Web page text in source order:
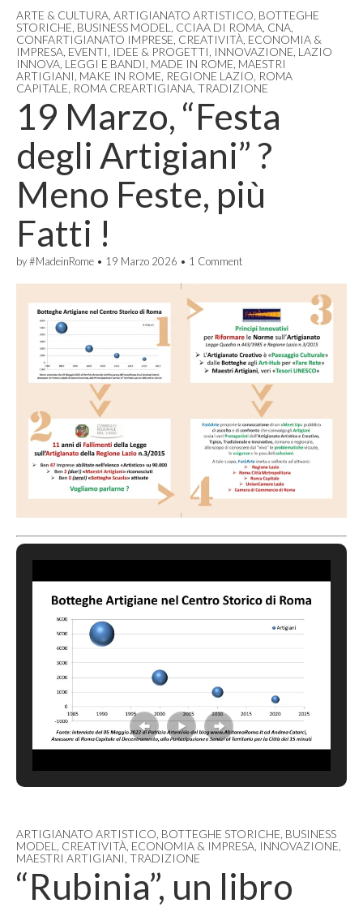
ARTE & CULTURA ARTIGIANATO ARTISTICO BOTTEGHE
STORICHE BUSINESS MODEL CCIAA DI ROMA CNA
CONFARTIGIANATO IMPRESE CREATIVITÀ ECONOMIA &
IMPRESA EVENTI IDEE & PROGETTI INNOVAZIONE LAZIO
INNOVA LEGGI E BANDI MADE IN ROME MAESTRI
ARTIGIANI MAKE IN ROME REGIONE LAZIO ROMA
CAPITALE ROMA CREARTIGIANA TRADIZIONE
19 Marzo, “Festa
degli Artigiani” ?
Meno Feste, più
Fatti !
by#MadeinRome • 19 Marzo 2026 • 1 Comment
ARTIGIANATO ARTISTICO BOTTEGHE STORICHE BUSINESS
MODEL
CREATIVITÀ ECONOMIA & IMPRESA INNOVAZIONE
MAESTRI ARTIGIANI TRADIZIONE
“Rubinia”, un libro